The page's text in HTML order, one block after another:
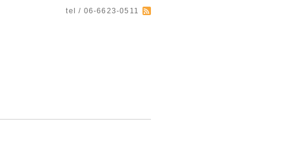
tel / 06-6623-0511